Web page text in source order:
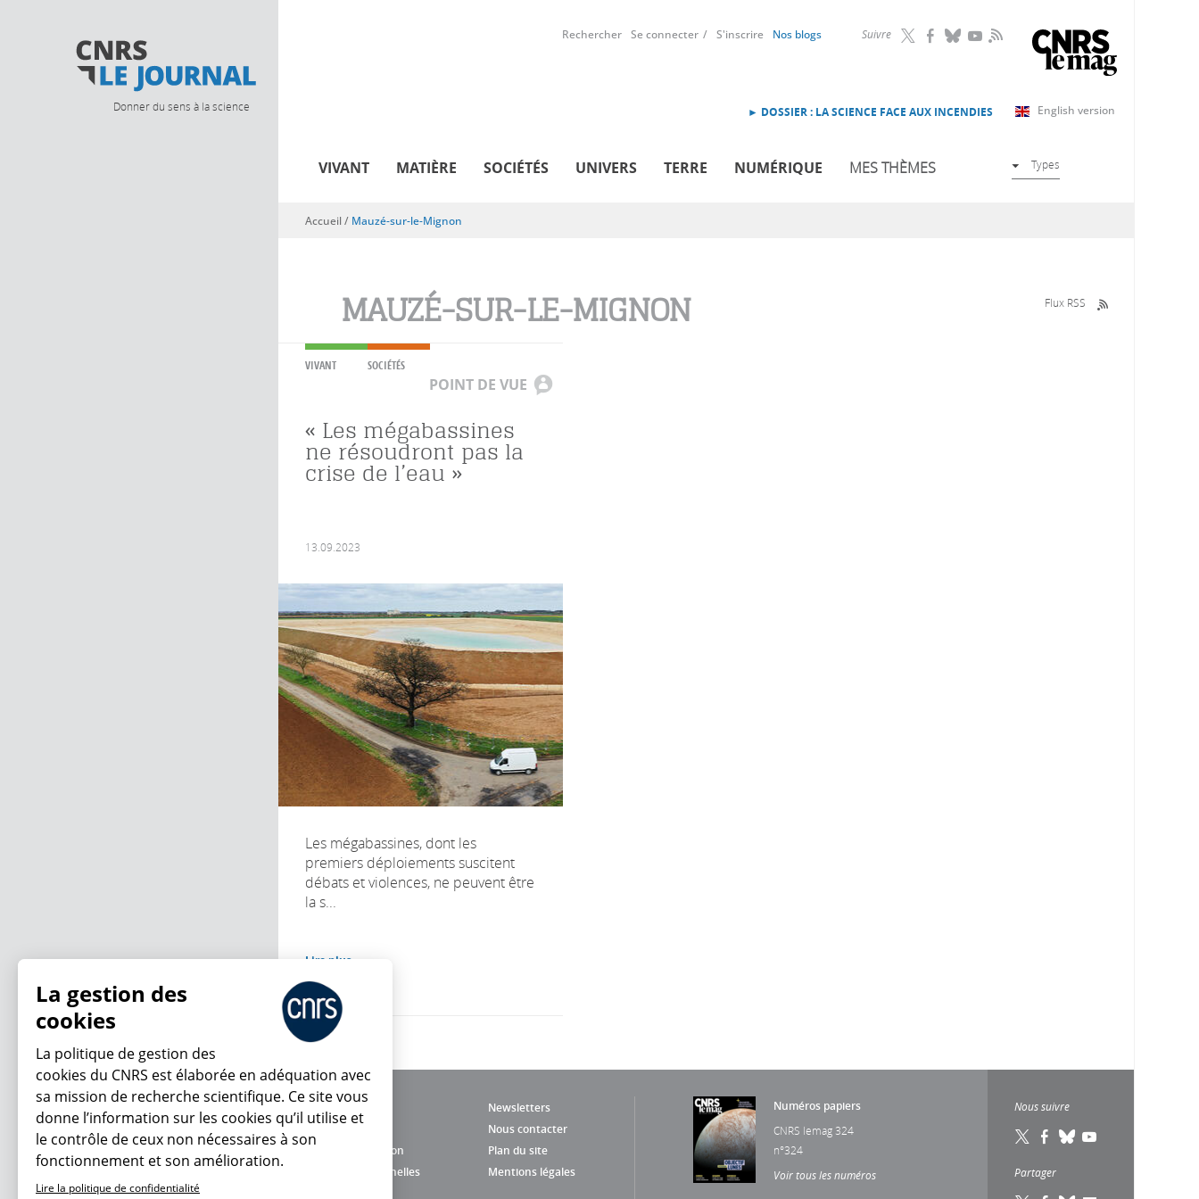
Donner du sens à la science
Suivre RSS
Rechercher Se connecter S'inscrire Nos blogs
English version
► DOSSIER : LA SCIENCE FACE AUX INCENDIES
VIVANT MATIÈRE SOCIÉTÉS UNIVERS TERRE NUMÉRIQUE MES THÈMES Types
Vous êtes ici
Accueil/ Mauzé-sur-le-Mignon
MAUZÉ-SUR-LE-MIGNON Flux RSS
VIVANT SOCIÉTÉS
POINT DE VUE
« Les mégabassines
ne résoudront pas la
crise de l’eau »
13.09.2023
Les mégabassines, dont les
premiers déploiements suscitent
débats et violences, ne peuvent être
la s...
Lire plus
Newsletters
Nous contacter
Charte d'utilisation
Plan du site
Données personnelles
Mentions légales
Numéros papiers
CNRS lemag 324
n°324
Voir tous les numéros
Nous suivre
Partager
En ce moment
La gestion des
cookies
La politique de gestion des
cookies du CNRS est élaborée en adéquation avec
sa mission de recherche scientifique. Ce site vous
donne l’information sur les cookies qu’il utilise et
le contrôle de ceux non nécessaires à son
fonctionnement et son amélioration.
Lire la politique de confidentialité